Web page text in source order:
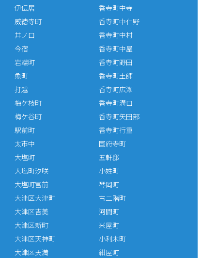
伊伝居
威徳寺町
井ノ口
今宿
岩端町
魚町
打越
梅ケ枝町
梅ケ谷町
駅前町
太市中
大塩町
大塩町汐咲
大塩町宮前
大津区大津町
大津区吉美
大津区新町
大津区天神町
大津区天満
香寺町中寺
香寺町中仁野
香寺町中村
香寺町中屋
香寺町野田
香寺町土師
香寺町広瀬
香寺町溝口
香寺町矢田部
香寺町行重
国府寺町
五軒邸
小姓町
琴岡町
古二階町
河間町
米屋町
小利木町
紺屋町